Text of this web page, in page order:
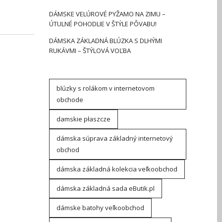
DÁMSKE VELÚROVÉ PYŽAMO NA ZIMU –
ÚTULNÉ POHODLIE V ŠTÝLE PÔVABU!
DÁMSKA ZÁKLADNÁ BLÚZKA S DLHÝMI
RUKÁVMI – ŠTÝLOVÁ VOĽBA
blúzky s rolákom v internetovom
obchode
damskie płaszcze
dámska súprava základný internetový
obchod
dámska základná kolekcia veľkoobchod
dámska základná sada eButik.pl
dámske batohy veľkoobchod